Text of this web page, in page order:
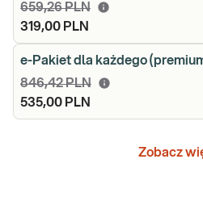
659,26 PLN
319,00 PLN
e-Pakiet dla każdego
846,42 PLN
535,00 PLN
Zobacz